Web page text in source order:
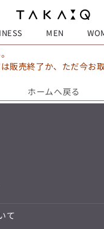
MEN
販売終了か、ただ今お
ホームへ戻る
て